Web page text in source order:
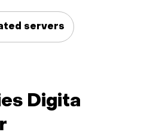
servers
Digita